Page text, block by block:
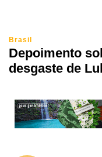
Brasil
Depoimento
desgaste de